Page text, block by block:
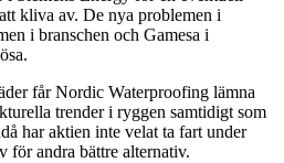
kliva av. De nya problemen i
i branschen och Gamesa i
får Nordic Waterproofing lämna
trender i ryggen samtidigt som
har aktien inte velat ta fart under
för andra bättre alternativ.